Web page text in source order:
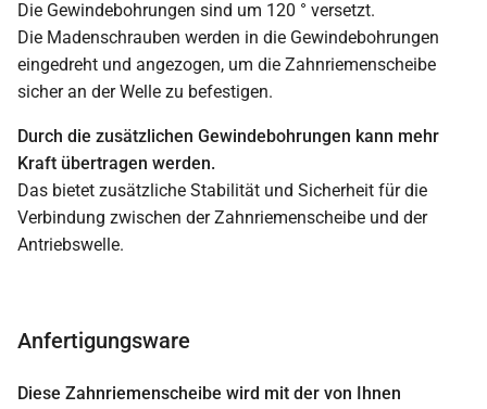
Die Gewindebohrungen sind um 120 ° versetzt.
Die Madenschrauben werden in die Gewindebohrungen
eingedreht und angezogen, um die Zahnriemenscheibe
sicher an der Welle zu befestigen.
Durch die zusätzlichen Gewindebohrungen kann mehr
Kraft übertragen werden.
Das bietet zusätzliche Stabilität und Sicherheit für die
Verbindung zwischen der Zahnriemenscheibe und der
Antriebswelle.
Anfertigungsware
Diese Zahnriemenscheibe wird mit der von Ihnen